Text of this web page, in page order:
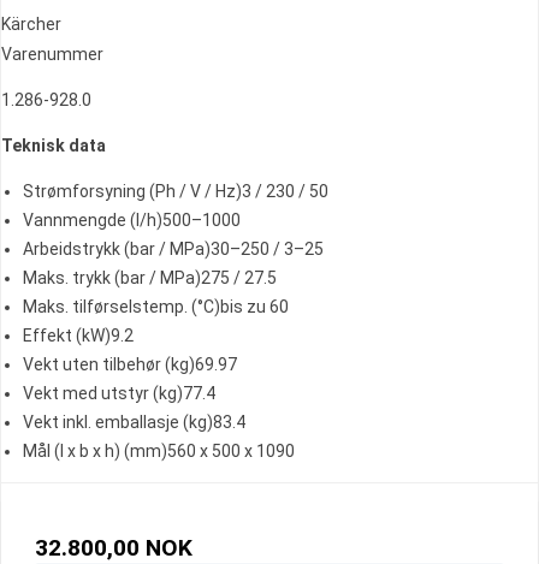
Kärcher
Varenummer
1.286-928.0
Teknisk data
Strømforsyning (Ph / V / Hz)3 / 230 / 50
Vannmengde (l/h)500–1000
Arbeidstrykk (bar / MPa)30–250 / 3–25
Maks. trykk (bar / MPa)275 / 27.5
Maks. tilførselstemp. (°C)bis zu 60
Effekt (kW)9.2
Vekt uten tilbehør (kg)69.97
Vekt med utstyr (kg)77.4
Vekt inkl. emballasje (kg)83.4
Mål (l x b x h) (mm)560 x 500 x 1090
32.800,00 NOK